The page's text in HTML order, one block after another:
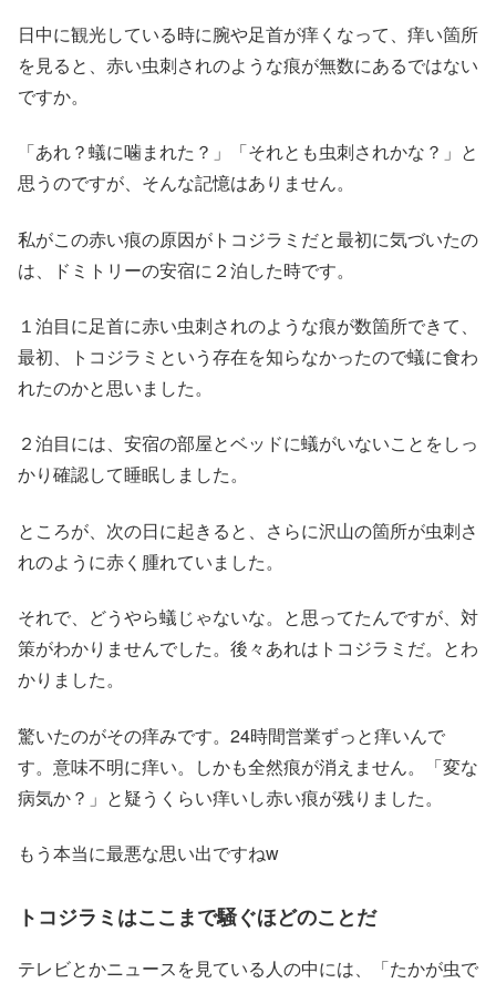
日中に観光している時に腕や足首が痒くなって、痒い箇所
を見ると、赤い虫刺されのような痕が無数にあるではない
ですか。
「あれ？蟻に噛まれた？」「それとも虫刺されかな？」と
思うのですが、そんな記憶はありません。
私がこの赤い痕の原因がトコジラミだと最初に気づいたの
は、ドミトリーの安宿に２泊した時です。
１泊目に足首に赤い虫刺されのような痕が数箇所できて、
最初、トコジラミという存在を知らなかったので蟻に食わ
れたのかと思いました。
２泊目には、安宿の部屋とベッドに蟻がいないことをしっ
かり確認して睡眠しました。
ところが、次の日に起きると、さらに沢山の箇所が虫刺さ
れのように赤く腫れていました。
それで、どうやら蟻じゃないな。と思ってたんですが、対
策がわかりませんでした。後々あれはトコジラミだ。とわ
かりました。
驚いたのがその痒みです。24時間営業ずっと痒いんで
す。意味不明に痒い。しかも全然痕が消えません。「変な
病気か？」と疑うくらい痒いし赤い痕が残りました。
もう本当に最悪な思い出ですねw
トコジラミはここまで騒ぐほどのことだ
テレビとかニュースを見ている人の中には、「たかが虫で